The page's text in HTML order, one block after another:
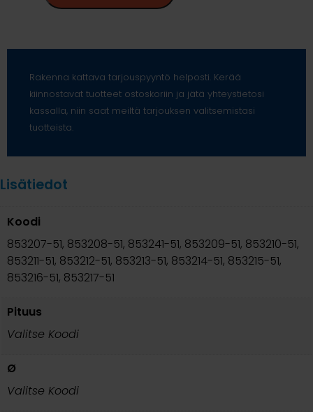
Rakenna kattava tarjouspyyntö helposti. Kerää
kiinnostavat tuotteet ostoskoriin ja jätä yhteystietosi
kassalla, niin saat meiltä tarjouksen valitsemistasi
tuotteista.
Lisätiedot
Koodi
853207-51, 853208-51, 853241-51, 853209-51, 853210-51,
853211-51, 853212-51, 853213-51, 853214-51, 853215-51,
853216-51, 853217-51
Pituus
Valitse Koodi
Ø
Valitse Koodi